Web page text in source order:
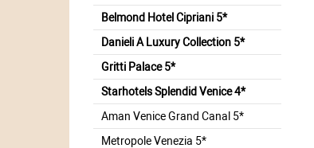
Belmond Hotel Cipriani 5*
Danieli A Luxury Collection 5*
Gritti Palace 5*
Starhotels Splendid Venice 4*
Aman Venice Grand Canal 5*
Metropole Venezia 5*